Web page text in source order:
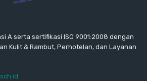
A serta sertifikasi ISO 9001:2008 dengan
Kulit & Rambut, Perhotelan, dan Layanan